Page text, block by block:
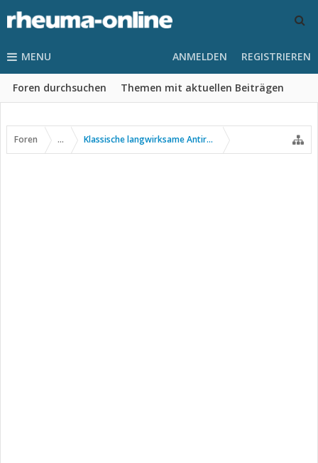
MENU
Foren durchsuchen Themen mit aktuellen Beiträgen
ANMELDEN REGISTRIEREN
Foren ... Klassische langwirksame Antirheumatika